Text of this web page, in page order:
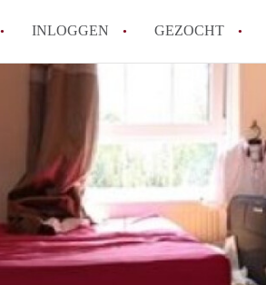
INLOGGEN GEZOCHT
Wat is KamerDenHaag?
Hoeveel kost het om te
Wat is de privacyverklaring
Berekent KamerDenHaag
Alle veelgestelde vragen